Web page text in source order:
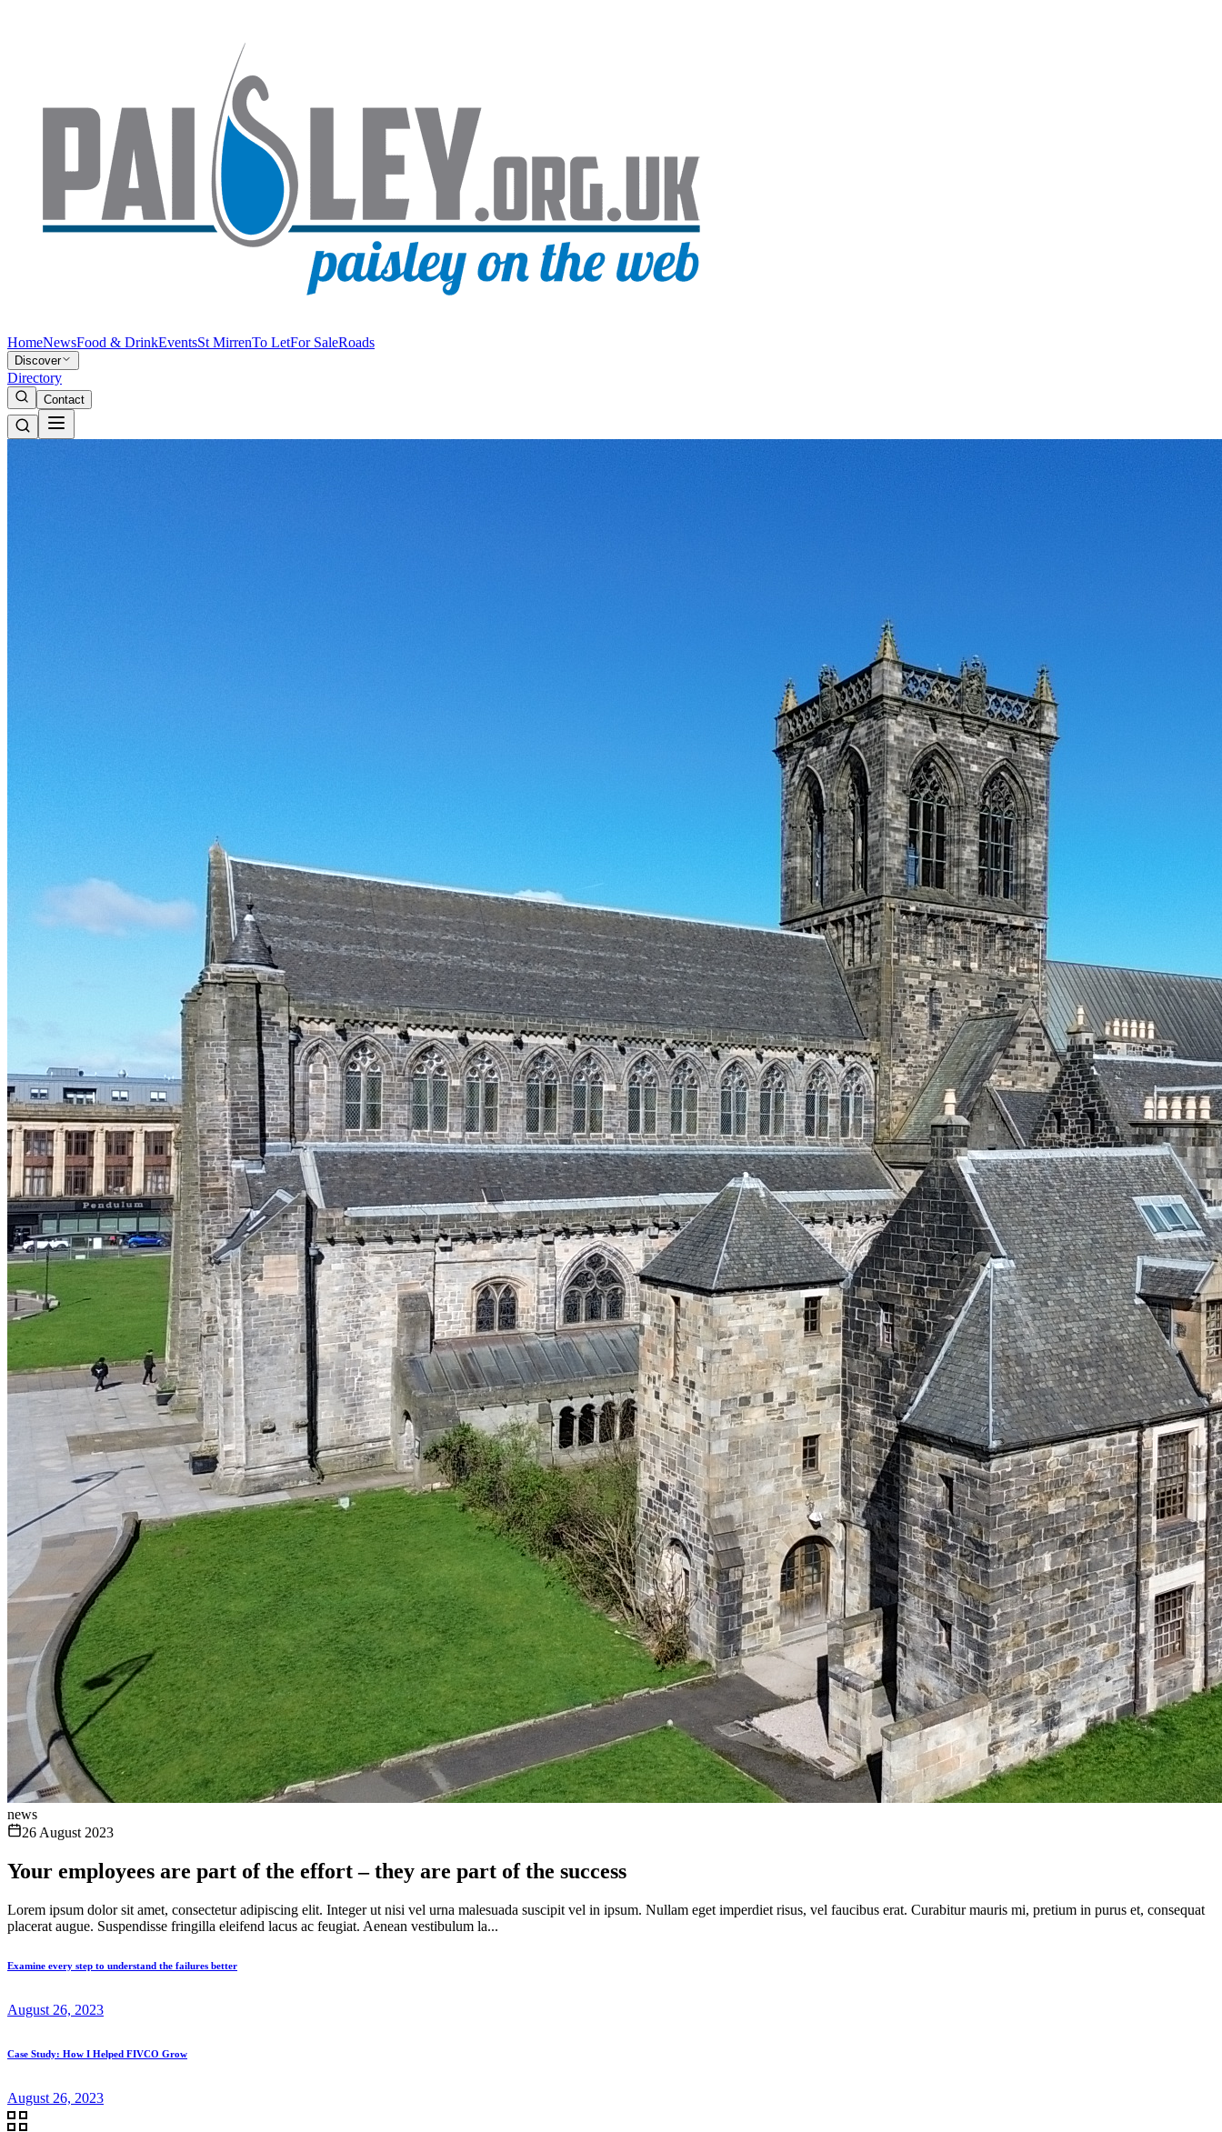
HomeNewsFood & DrinkEventsSt MirrenTo LetFor SaleRoads
Discover
Directory
Contact
news
26 August 2023
Your employees are part of the effort – they are part of the success
Lorem ipsum dolor sit amet, consectetur adipiscing elit. Integer ut nisi vel urna malesuada suscipit vel in ipsum. Nullam eget imperdiet risus, vel faucibus erat. Curabitur mauris mi, pretium in purus et, consequat
placerat augue. Suspendisse fringilla eleifend lacus ac feugiat. Aenean vestibulum la...
Examine every step to understand the failures better
August 26, 2023
Case Study: How I Helped FIVCO Grow
August 26, 2023